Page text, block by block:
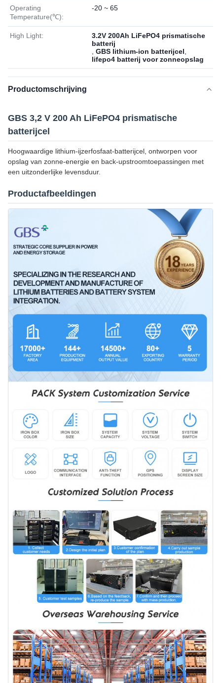
Operating
Temperature(℃):
-20 ~ 65
High Light:
3.2V 200Ah LiFePO4 prismatische
batterij
GBS lithium-ion batterijcel
lifepo4 batterij voor zonneopslag
Productomschrijving
GBS 3,2 V 200 Ah LiFePO4 prismatische
batterijcel
Hoogwaardige lithium-ijzerfosfaat-batterijcel, ontworpen voor
opslag van zonne-energie en back-upstroomtoepassingen met
een uitzonderlijke levensduur.
Productafbeeldingen